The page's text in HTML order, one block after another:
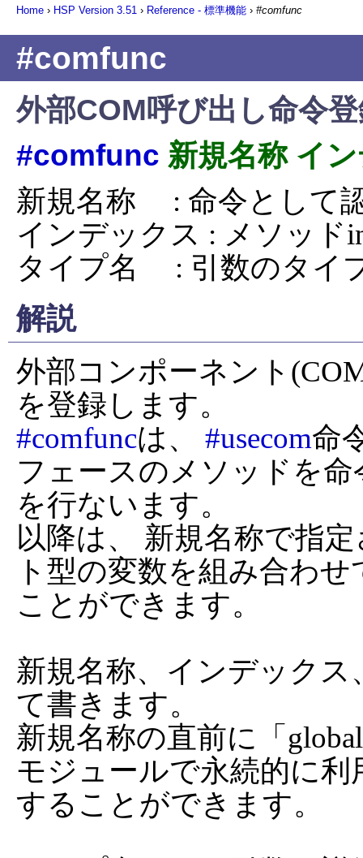
Home › HSP Version 3.51 › Reference - 標準機能 › #comfunc
#comfunc
外部COM呼び出し命令
#comfunc 新規名称 イ
新規名称     : 命令として
インデックス : メソッド
タイプ名     : 引数のタイ
解説
外部コンポーネント
#comfuncは、 #usecom命
フェースのメソッドを
を行ないます。
以降は、 新規名称で指
ト型の変数を組み合わ
ことができます。
新規名称、インデック
て書きます。
新規名称の直前に「
モジュールで永続的に
することができます。